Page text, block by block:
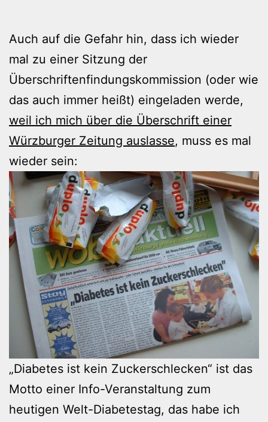
Auch auf die Gefahr hin, dass ich wieder
mal zu einer Sitzung der
Überschriftenfindungskommission (oder wie
das auch immer heißt) eingeladen werde,
weil ich mich über die Überschrift einer
Würzburger Zeitung auslasse, muss es mal
wieder sein:
„Diabetes ist kein Zuckerschlecken“ ist das
Motto einer Info-Veranstaltung zum
heutigen Welt-Diabetestag, das habe ich